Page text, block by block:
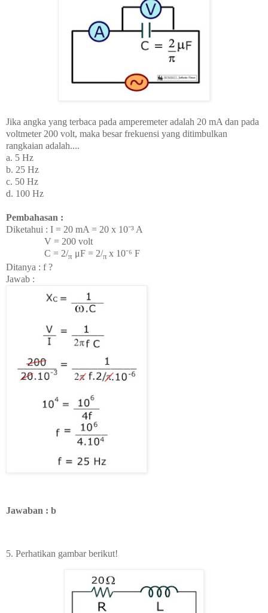
Jika angka yang terbaca pada amperemeter adalah 20 mA dan pada
voltmeter 200 volt, maka besar frekuensi yang ditimbulkan
rangkaian adalah....
a. 5 Hz
b. 25 Hz
c. 50 Hz
d. 100 Hz
Pembahasan :
Diketahui : I = 20 mA = 20 x 10⁻³ A
V = 200 volt
C = 2/π μF = 2/π x 10⁻⁶ F
Ditanya : f ?
Jawab :
Jawaban : b
5. Perhatikan gambar berikut!